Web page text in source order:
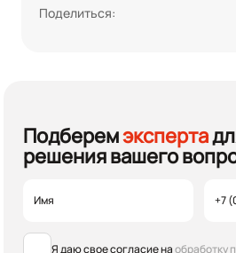
Поделиться:
Подберемэксперта
решения вашего
Я даю свое согласие наобработку